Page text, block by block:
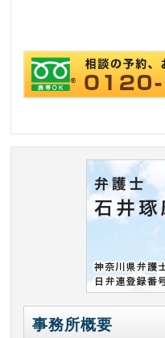
事務所概要